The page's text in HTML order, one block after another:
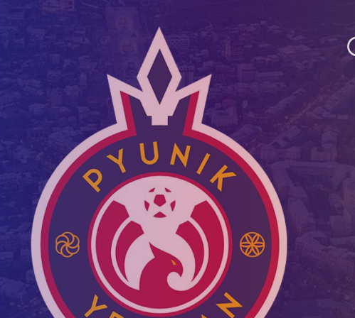
Матчи
Турнирная
Таблица
Структура
академии
Пюник 2009
Пюник 2010
Пюник 2011-1
Пюник 2011-2
Пюник 2012-1
Приём в
академию
детей
2017 -
2021
годов
рождения